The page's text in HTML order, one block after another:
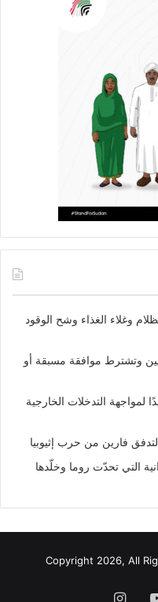
وغلاء الغذاء وشح الوقود
وتشترط موافقة مسبقة أو
لمواجهة التدخلات الخارجية
فارين من حرب إثيوبيا
التي تحدّت روما وخلّدها